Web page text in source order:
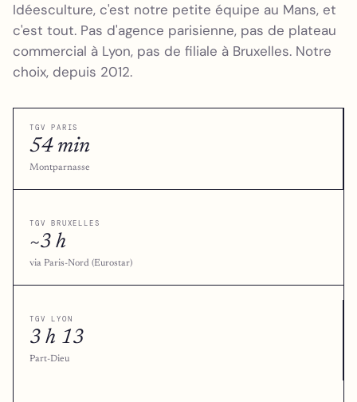
Idéesculture, c'est notre petite équipe au Mans, et
c'est tout. Pas d'agence parisienne, pas de plateau
commercial à Lyon, pas de filiale à Bruxelles. Notre
choix, depuis 2012.
TGV PARIS
54 min
Montparnasse
TGV BRUXELLES
~3 h
via Paris-Nord (Eurostar)
TGV LYON
3 h 13
Part-Dieu